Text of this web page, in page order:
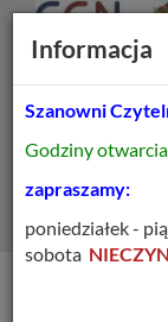
główne
główna
Informacja
Szanowni
Godziny
zapraszamy:
poniedziałek -
sobota